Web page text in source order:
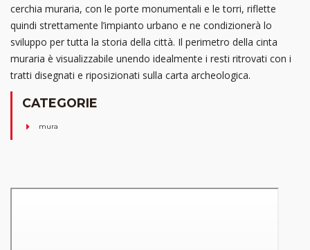
cerchia muraria, con le porte monumentali e le torri, riflette
quindi strettamente l’impianto urbano e ne condizionerà lo
sviluppo per tutta la storia della città. Il perimetro della cinta
muraria è visualizzabile unendo idealmente i resti ritrovati con i
tratti disegnati e riposizionati sulla carta archeologica.
CATEGORIE
mura